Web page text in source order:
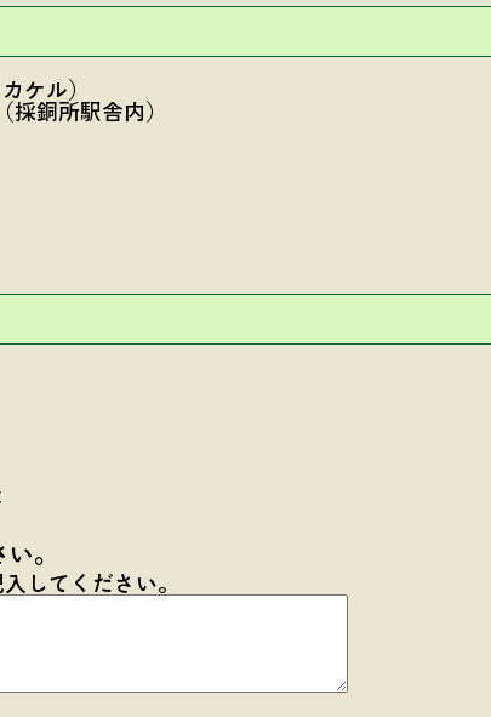
ケル）
銅所駅舎内）
。
してください。